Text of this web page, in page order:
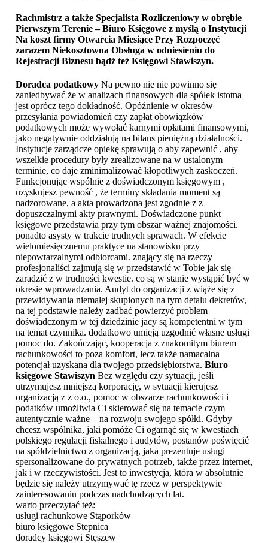
Rachmistrz a także Specjalista Rozliczeniowy w obrębie
Pierwszym Terenie – Biuro Księgowe z myślą o Instytucji
Na koszt firmy Otwarcia Miesiące Przy Rozpoczęć
zarazem Niekosztowna Obsługa w odniesieniu do
Rejestracji Biznesu bądź też Księgowi Stawiszyn.
Doradca podatkowy Na pewno nie nie powinno się
zaniedbywać że w analizach finansowych dla spółek istotna
jest oprócz tego dokładność. Opóźnienie w okresów
przesyłania powiadomień czy zapłat obowiązków
podatkowych może wywołać karnymi opłatami finansowymi,
jako negatywnie oddziałują na bilans pieniężną działalności.
Instytucje zarządcze opiekę sprawują o aby zapewnić , aby
wszelkie procedury były zrealizowane na w ustalonym
terminie, co daje zminimalizować kłopotliwych zaskoczeń.
Funkcjonując wspólnie z doświadczonym księgowym ,
uzyskujesz pewność , że terminy składania moment są
nadzorowane, a akta prowadzona jest zgodnie z z
dopuszczalnymi akty prawnymi. Doświadczone punkt
księgowe przedstawia przy tym obszar ważnej znajomości.
ponadto asysty w trakcie trudnych sprawach. W efekcie
wielomiesięcznemu praktyce na stanowisku przy
niepowtarzalnymi odbiorcami. znający się na rzeczy
profesjonaliści zajmują się w przedstawić w Tobie jak się
zaradzić z w trudności kwestie. co są w stanie wystąpić być w
okresie wprowadzania. Audyt do organizacji z wiąże się z
przewidywania niemałej skupionych na tym detalu dekretów,
na tej podstawie należy zadbać powierzyć problem
doświadczonym w tej dziedzinie jacy są kompetentni w tym
na temat czynnika. dodatkowo umieją uzgodnić własne usługi
pomoc do. Zakończając, kooperacja z znakomitym biurem
rachunkowości to poza komfort, lecz także namacalna
potencjał uzyskana dla twojego przedsiębiorstwa. Biuro
księgowe Stawiszyn Bez względu czy sytuacji, jeśli
utrzymujesz mniejszą korporację, w sytuacji kierujesz
organizacją z z o.o., pomoc w obszarze rachunkowości i
podatków umożliwia Ci skierować się na temacie czym
autentycznie ważne – na rozwoju swojego spółki. Gdyby
chcesz wspólnika, jaki pomóże Ci ogarnąć się w kwestiach
polskiego regulacji fiskalnego i audytów, postanów poświęcić
na spółdzielnictwo z organizacją, jaka prezentuje usługi
spersonalizowane do prywatnych potrzeb, także przez internet,
jak i w rzeczywistości. Jest to inwestycja, która w absolutnie
będzie się należy utrzymywać tę rzecz w perspektywie
zainteresowaniu podczas nadchodzących lat.
warto przeczytać też:
usługi rachunkowe Stąporków
biuro księgowe Stepnica
doradcy księgowi Stęszew